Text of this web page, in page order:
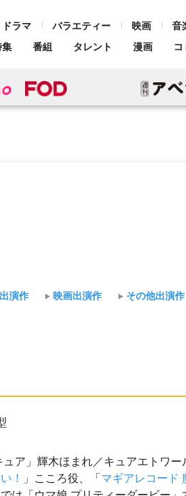
ドラマ バラエティー 映画 音
番組 タレント 漫画
演作 映画出演作 その他出演作
ア」輝木ほまれ／キュアエトワー
！ 」こころ役、「マギアレコード